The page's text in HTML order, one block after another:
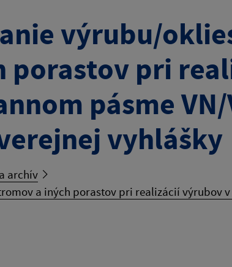
výrubu/
porastov pri
pásme VN/
vyhlášky
archív
a iných porastov pri realizácií výrubov v